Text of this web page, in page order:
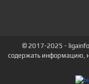
© 2017-2025 -
содержать информацию,